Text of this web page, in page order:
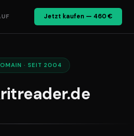
Jetzt kaufen — 460 €
· SEIT 2004